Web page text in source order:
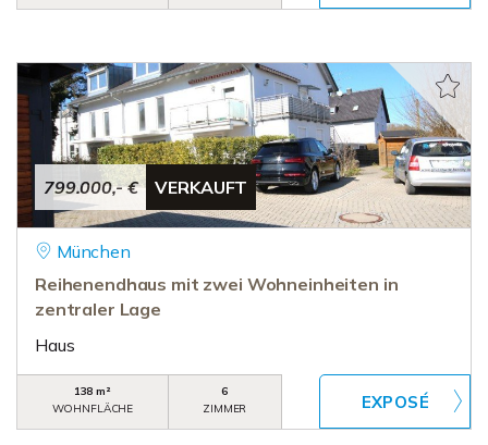
799.000,- € VERKAUFT
München
Reihenendhaus mit zwei Wohneinheiten in
zentraler Lage
Haus
138 m²
WOHNFLÄCHE
6
ZIMMER